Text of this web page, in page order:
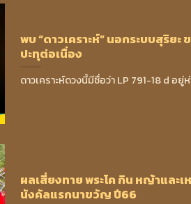
พบ “ดาวเคราะห์” นอกระบบสุริยะ
ปะทุต่อเนื่อง
ดาวเคราะห์ดวงนี้มีชื่อว่า LP 791-18 d อยู่
ผลเสี่ยงทาย พระโค กิน หญ้าและเ
นังคัลแรกนาขวัญ ปี66